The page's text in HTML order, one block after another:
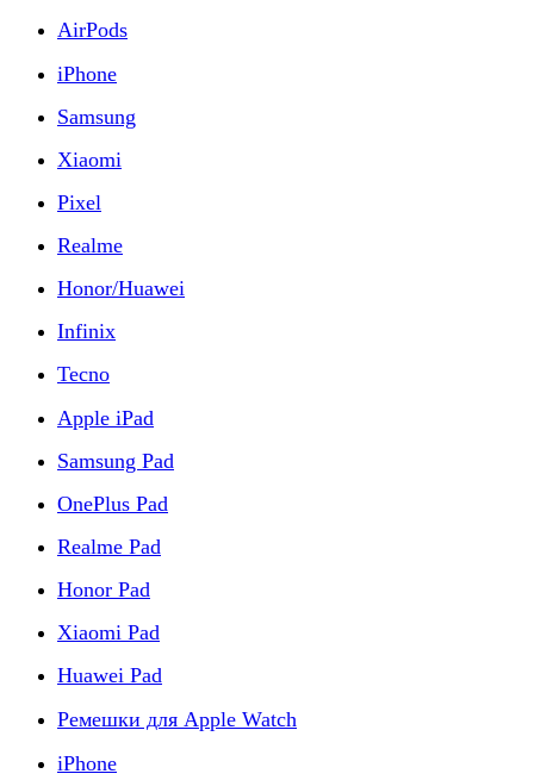
AirPods
iPhone
Samsung
Xiaomi
Pixel
Realme
Honor/Huawei
Infinix
Tecno
Apple iPad
Samsung Pad
OnePlus Pad
Realme Pad
Honor Pad
Xiaomi Pad
Huawei Pad
Ремешки для Apple Watch
iPhone